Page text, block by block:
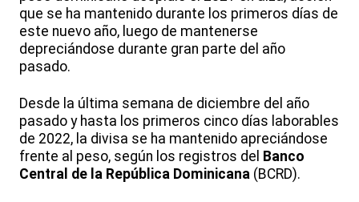
que se ha mantenido durante los primeros días de
este nuevo año, luego de mantenerse
depreciándose durante gran parte del año
pasado.
Desde la última semana de diciembre del año
pasado y hasta los primeros cinco días laborables
de 2022, la divisa se ha mantenido apreciándose
frente al peso, según los registros del Banco
Central de la República Dominicana (BCRD).